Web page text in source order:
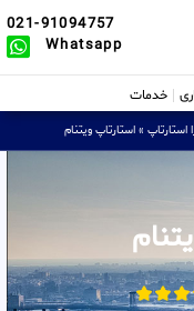
021-91094757
Whatsapp
خدمات
استارتاپ » استارتاپ ویتنام